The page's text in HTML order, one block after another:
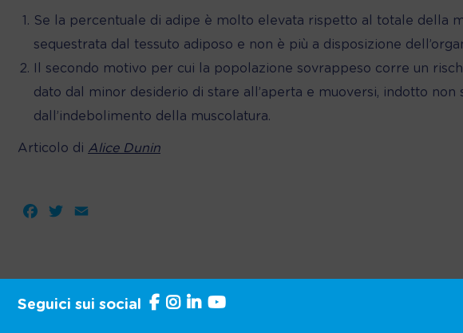
Se la percentuale di adipe è molto elevata rispetto al totale della
sequestrata dal tessuto adiposo e non è più a disposizione
Il secondo motivo per cui la popolazione sovrappeso corre un
dato dal minor desiderio di stare all’aperta e muoversi, indotto non
dall’indebolimento della muscolatura.
Articolo di Alice Dunin
Facebook
Twitter
Seguici sui social